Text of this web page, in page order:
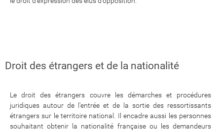
Droit des étrangers et de la nationalité
Le droit des étrangers couvre les démarches et procédures
juridiques autour de l'entrée et de la sortie des ressortissants
étrangers sur le territoire national. Il encadre aussi les personnes
souhaitant obtenir la nationalité française ou les demandeurs